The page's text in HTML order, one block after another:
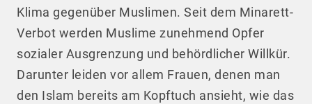
Klima gegenüber Muslimen. Seit dem Minarett-
Verbot werden Muslime zunehmend Opfer
sozialer Ausgrenzung und behördlicher Willkür.
Darunter leiden vor allem Frauen, denen man
den Islam bereits am Kopftuch ansieht, wie das